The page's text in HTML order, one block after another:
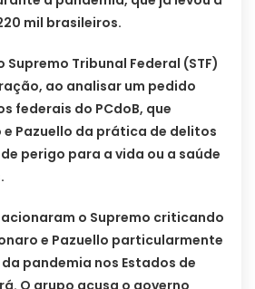
mil brasileiros.
Tribunal Federal (STF)
ao analisar um pedido
federais do PCdoB, que
Pazuello da prática de delitos
perigo para a vida ou a saúde
o Supremo criticando
e Pazuello particularmente
pandemia nos Estados de